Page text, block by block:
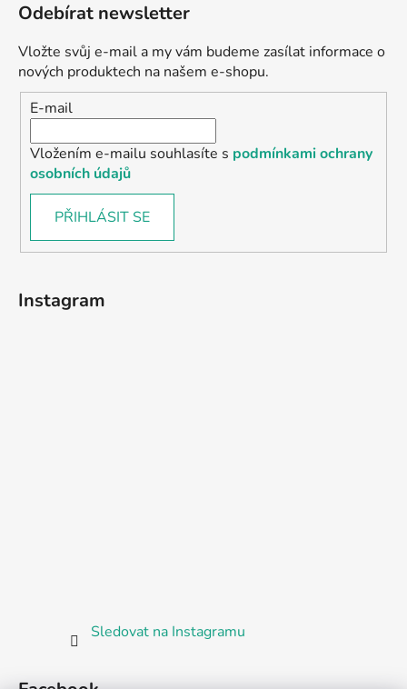
Odebírat newsletter
Vložte svůj e-mail a my vám budeme zasílat informace o
nových produktech na našem e-shopu.
E-mail
Vložením e-mailu souhlasíte s podmínkami ochrany
osobních údajů
PŘIHLÁSIT SE
Instagram
Sledovat na Instagramu